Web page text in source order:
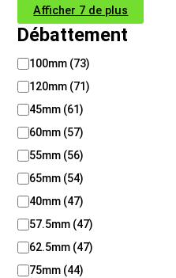
Afficher 7 de plus
Débattement
D
b
a
t
t
e
m
e
n
t
100mm (73)
120mm (71)
45mm (61)
60mm (57)
55mm (56)
65mm (54)
40mm (47)
57.5mm (47)
62.5mm (47)
75mm (44)